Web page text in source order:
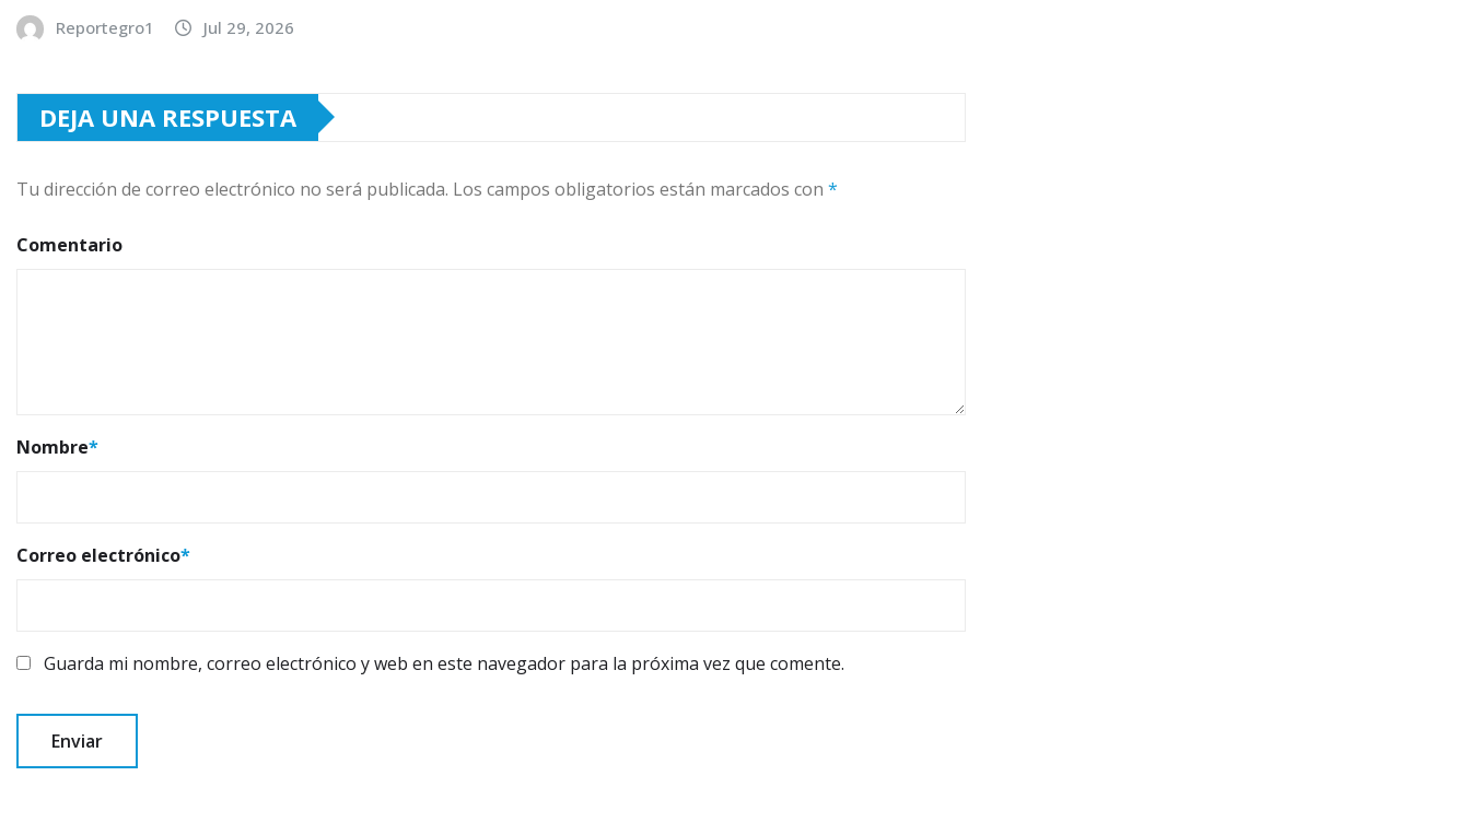
Reportegro1 Jul 29, 2026
DEJA UNA RESPUESTA
Tu dirección de correo electrónico no será publicada. Los campos obligatorios están marcados con *
Comentario
Nombre*
Correo electrónico*
Guarda mi nombre, correo electrónico y web en este navegador para la próxima vez que comente.